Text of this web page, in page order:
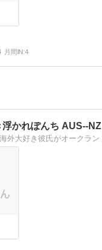
月間IN:4
かれぽんち AUS--NZ